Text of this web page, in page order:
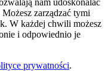
zarządzać tymi
W każdej chwili możesz
i odpowiednio je
prywatności.